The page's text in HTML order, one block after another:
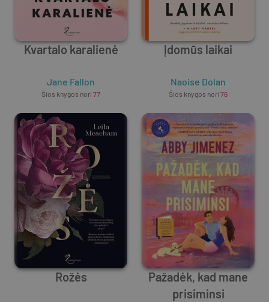
Kvartalo karalienė
Jane Fallon
Šios knygos nori 77
Įdomūs laikai
Naoise Dolan
Šios knygos nori 76
Rožės
Pažadėk, kad mane
prisiminsi